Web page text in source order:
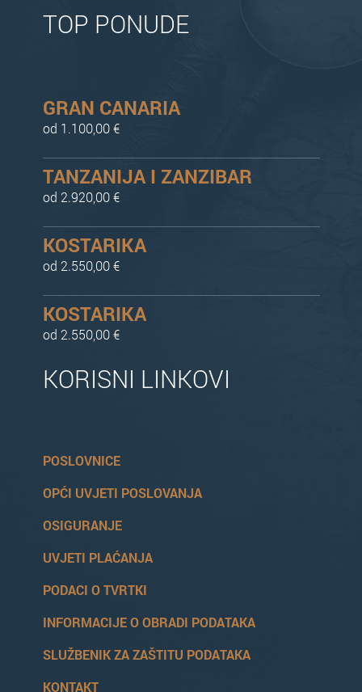
TOP PONUDE
GRAN CANARIA
od 1.100,00 €
TANZANIJA I ZANZIBAR
od 2.920,00 €
KOSTARIKA
od 2.550,00 €
KOSTARIKA
od 2.550,00 €
KORISNI LINKOVI
POSLOVNICE
OPĆI UVJETI POSLOVANJA
OSIGURANJE
UVJETI PLAĆANJA
PODACI O TVRTKI
INFORMACIJE O OBRADI PODATAKA
SLUŽBENIK ZA ZAŠTITU PODATAKA
KONTAKT